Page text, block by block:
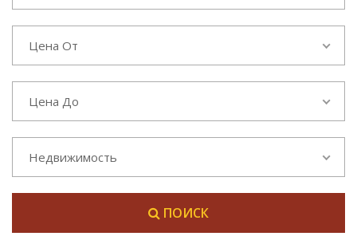
Цена От
Цена До
Недвижимость
ПОИСК